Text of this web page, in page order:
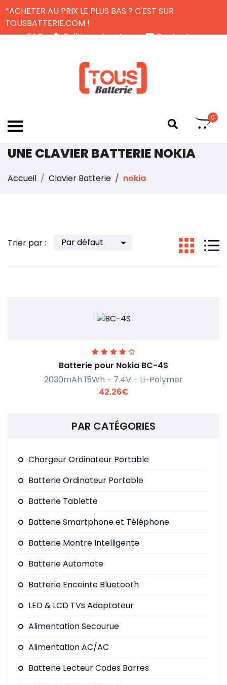
*ACHETER AU PRIX LE PLUS BAS ? C'EST SUR
TOUSBATTERIE.COM !
FAQ
Politique de retour
Contactez-nous
0
UNE CLAVIER BATTERIE NOKIA
Accueil Clavier Batterie nokia
Trier par :
En savoir +
Batterie pour Nokia BC-4S
2030mAh 15Wh - 7.4V - Li-Polymer
42.26€
PAR CATÉGORIES
Chargeur Ordinateur Portable
Batterie Ordinateur Portable
Batterie Tablette
Batterie Smartphone et Téléphone
Batterie Montre Intelligente
Batterie Automate
Batterie Enceinte Bluetooth
LED & LCD TVs Adaptateur
Alimentation Secourue
Alimentation AC/AC
Batterie Lecteur Codes Barres